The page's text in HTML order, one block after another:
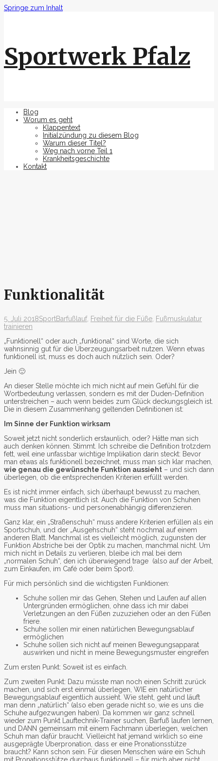
Springe zum Inhalt
Sportwerk Pfalz
Blog
Worum es geht
Klappentext
Initialzündung zu diesem Blog
Warum dieser Titel?
Weg nach vorne Teil 1
Krankheitsgeschichte
Kontakt
Funktionalität
5. Juli 2018SportBarfußlauf, Freiheit für die Füße Fußmuskulatur
trainieren
„Funktionell“ oder auch „funktional“ sind Worte, die sich
wahnsinnig gut für die Überzeugungsarbeit nutzen. Wenn etwas
funktionell ist, muss es doch auch nützlich sein. Oder?
Jein 🙂
An dieser Stelle möchte ich mich nicht auf mein Gefühl für die
Wortbedeutung verlassen, sondern es mit der Duden-Definition
unterstreichen – auch wenn beides zum Glück deckungsgleich ist.
Die in diesem Zusammenhang geltenden Definitionen ist:
Im Sinne der Funktion wirksam
Soweit jetzt nicht sonderlich erstaunlich, oder? Hätte man sich
auch denken können. Stimmt. Ich schreibe die Definition trotzdem
fett, weil eine unfassbar wichtige Implikation darin steckt: Bevor
man etwas als funktionell bezeichnet, muss man sich klar machen,
wie genau die gewünschte Funktion aussieht – und sich dann
überlegen, ob die entsprechenden Kriterien erfüllt werden.
Es ist nicht immer einfach, sich überhaupt bewusst zu machen,
was die Funktion eigentlich ist. Auch die Funktion von Schuhen
muss man situations- und personenabhängig differenzieren.
Ganz klar, ein „Straßenschuh“ muss andere Kriterien erfüllen als ein
Sportschuh, und der „Ausgehschuh“ steht nochmal auf einem
anderen Blatt. Manchmal ist es vielleicht möglich, zugunsten der
Funktion Abstriche bei der Optik zu machen, manchmal nicht. Um
mich nicht in Details zu verlieren, bleibe ich mal bei dem
„normalen Schuh“, den ich überwiegend trage (also auf der Arbeit,
zum Einkaufen, im Café oder beim Sport).
Für mich persönlich sind die wichtigsten Funktionen:
Schuhe sollen mir das Gehen, Stehen und Laufen auf allen
Untergründen ermöglichen, ohne dass ich mir dabei
Verletzungen an den Füßen zuzuziehen oder an den Füßen
friere.
Schuhe sollen mir einen natürlichen Bewegungsablauf
ermöglichen
Schuhe sollen sich nicht auf meinen Bewegungsapparat
auswirken und nicht in meine Bewegungsmuster eingreifen
Zum ersten Punkt: Soweit ist es einfach.
Zum zweiten Punkt: Dazu müsste man noch einen Schritt zurück
machen, und sich erst einmal überlegen, WIE ein natürlicher
Bewegungsablauf eigentlich aussieht. Wie steht, geht und läuft
man denn „natürlich“ (also eben gerade nicht so, wie es uns die
Schuhe aufgezwungen haben). Da kommen wir ganz schnell
wieder zum Punkt Lauftechnik-Trainer suchen, Barfuß laufen lernen,
und DANN gemeinsam mit einem Fachmann überlegen, welchen
Schuh man dafür braucht. Vielleicht hat jemand wirklich so eine
ausgeprägte Überpronation, dass er eine Pronationsstütze
braucht? Kann schon sein. Für diesen Menschen wäre ein Schuh
mit Pronationsstütze durchaus funktionell – für mich aber nicht.